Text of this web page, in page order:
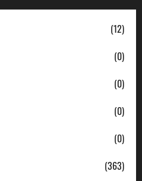
(12)
(0)
(0)
(0)
(0)
(363)